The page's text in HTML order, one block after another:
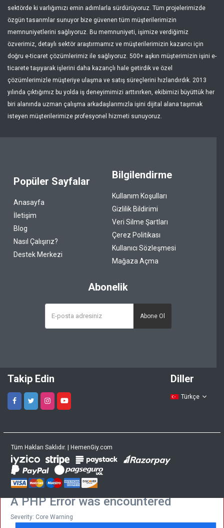
sektörde ki varlığımızı emin adımlarla sürdürüyoruz. Tüm projelerimizde
özgün tasarımlar sunuyor bize güvenen tüm müşterilerimizin
memnuniyetlerini sağlıyoruz. Bu memnuniyeti, işimize verdiğimiz
özverimiz, detaylı sektör araştırmamız ve müşterilerimizin kazancı için
doğru e-ticaret çözümlerimiz ile sağlıyoruz. 500+ aşkın müşterimizin işini e-
ticarete taşıyarak işlerini daha kazançlı hale getirdik ve özel
çözümlerimizle müşteriye ulaşma ve satış süreçlerini hızlandırdık. 2013
yılında çıktığımız bu yolda iş deneyimimizi arttırırken, ekibimizi büyüttük her
biri alanında uzman çalışma arkadaşlarımızla işini dijital alana taşımak
isteyen müşterilerimize profesyonel hizmeti sunuyoruz.
Popüler Sayfalar
Anasayfa
İletişim
Blog
Nasıl Çalışırız?
Destek Merkezi
Bilgilendirme
Kullanım Koşulları
Gizlilik Bildirimi
Veri Silme Şartları
Çerez Politikası
Kullanıcı Sözleşmesi
Mağaza Açma
Abonelik
Abone Ol
Takip Edin Diller
Türkçe
Tüm Hakları Saklıdır. | HemenGiy.com
A PHP Error was encountered
Severity: Core Warning